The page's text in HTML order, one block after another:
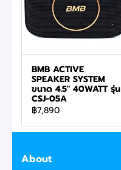
BMB ACTIVE
SPEAKER SYSTEM
ขนาด 4.5" 40WATT รุ่น
CSJ-05A
฿7,890
About